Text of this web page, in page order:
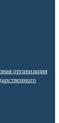
организация